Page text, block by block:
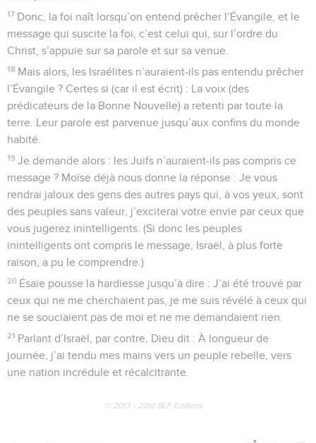
17 Donc, la foi naît lorsqu’on entend prêcher l’Évangile, et le
message qui suscite la foi, c’est celui qui, sur l’ordre du
Christ, s’appuie sur sa parole et sur sa venue.
18 Mais alors, les Israélites n’auraient-ils pas entendu prêcher
l’Évangile ? Certes si (car il est écrit) : La voix (des
prédicateurs de la Bonne Nouvelle) a retenti par toute la
terre. Leur parole est parvenue jusqu’aux confins du monde
habité.
19 Je demande alors : les Juifs n’auraient-ils pas compris ce
message ? Moïse déjà nous donne la réponse : Je vous
rendrai jaloux des gens des autres pays qui, à vos yeux, sont
des peuples sans valeur, j’exciterai votre envie par ceux que
vous jugerez inintelligents. (Si donc les peuples
inintelligents ont compris le message, Israël, à plus forte
raison, a pu le comprendre.)
20 Ésaïe pousse la hardiesse jusqu’à dire : J’ai été trouvé par
ceux qui ne me cherchaient pas, je me suis révélé à ceux qui
ne se souciaient pas de moi et ne me demandaient rien.
21 Parlant d’Israël, par contre, Dieu dit : À longueur de
journée, j’ai tendu mes mains vers un peuple rebelle, vers
une nation incrédule et récalcitrante.
© 2013 - 2010 BLF Editions